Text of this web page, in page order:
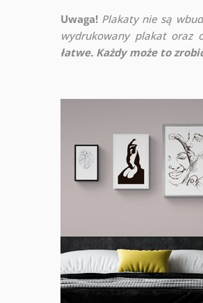
Uwaga! Plakaty nie są
wydrukowany plakat oraz
łatwe. Każdy może to